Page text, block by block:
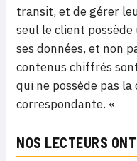
transit, et de gérer
seul le client possède
ses données, et non
contenus chiffrés
qui ne possède pas
correspondante. «
NOS LECTEURS